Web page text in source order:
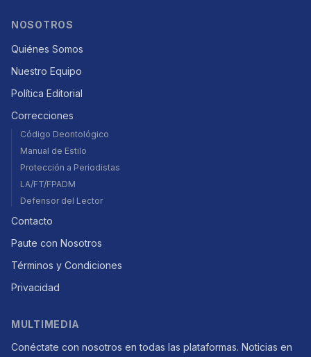
NOSOTROS
Quiénes Somos
Nuestro Equipo
Política Editorial
Correcciones
Código Deontológico
Manual de Estilo
Protección a Periodistas
LA/FT/FPADM
Defensor del Lector
Contacto
Paute con Nosotros
Términos y Condiciones
Privacidad
MULTIMEDIA
Conéctate con nosotros en todas las plataformas. Noticias en